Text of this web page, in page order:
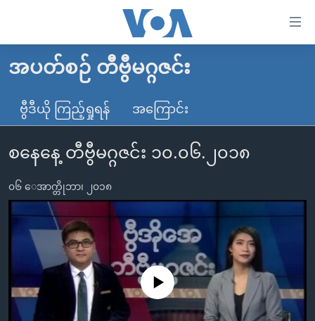
လွယ်ကူ
သည့်
များ
ပင်မ
အကြောင်းအရာ
ပင်မ
မူလစာမျက်နှာ
မြန်မာ
ကမ္ဘာ့သတင်းများ
နိုင်ငံတကာ
တရုတ်
အစ္စရေး-ပါလက်စတိုင်း
ဗွီဒီယို
ရပ်ဝန်းတခု လမ်းတခု အလွန်
အင်္ဂလိပ်စာလေ့လာမယ်
အမေရိကန်သုံးအီဒီယံ
မကြေးမုံရဲ့ အင်္ဂလိပ်စာ
ရုပ်ရှင်ထဲက အင်္ဂလိပ်စာ
အပတ်စဉ်ကဏ္ဍများ
တီဗွီ
ရေဒီယိုနှင့်ရုပ်သံ အချက်အလက်များ
ရေဒီယို/တီဗွီအစီအစဉ်
အပတ်စဉ် တီဗွီမဂ္ဂဇင်း
ဗွီဒီယို ကြည့်ရှုရန် အကြောင်း
စနေနေ့ တီဗွီမဂ္ဂဇင်း ၁၀.၀၆.၂၀၁၈
၀၆ ေအာက္တိုဘာ၊ ၂၀၁၈
No media source currently available